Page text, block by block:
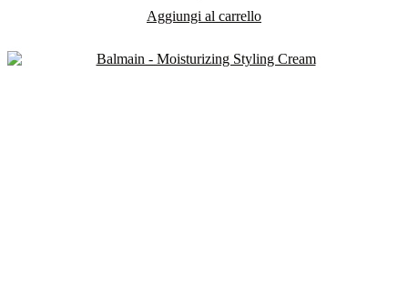
Aggiungi al carrello